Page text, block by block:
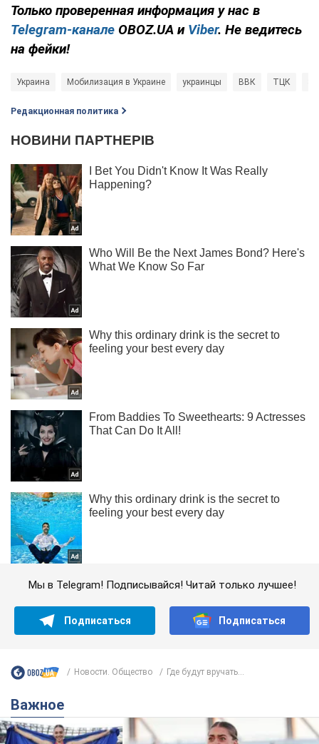
Только проверенная информация у нас в
Telegram-канале OBOZ.UA и Viber. Не ведитесь
на фейки!
Украина Мобилизация в Украине украинцы ВВК ТЦК
Редакционная политика
Мы в Telegram! Подписывайся! Читай только лучшее!
Подписаться Подписаться
Новости. Общество Где будут вручать...
Важное